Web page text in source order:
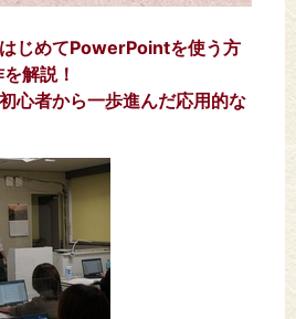
じめてPowerPointを使う方
解説！
心者から一歩進んだ応用的な